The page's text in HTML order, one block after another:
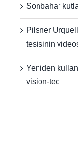
Sonbahar
Pilsner
tesisinin
Yeniden
vision-tec